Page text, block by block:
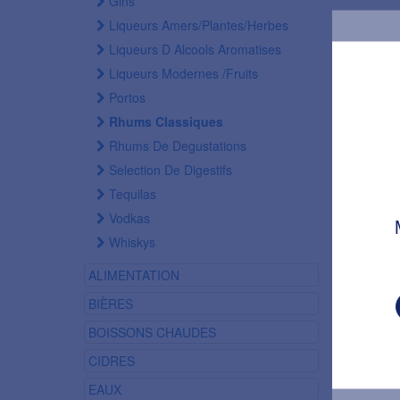
Liqueurs Amers/plantes/herbes
Liqueurs D Alcools Aromatises
Liqueurs Modernes /fruits
Portos
Rhums Classiques
Rhums De Degustations
Selection De Digestifs
Tequilas
Vodkas
Whiskys
ALIMENTATION
BIÈRES
BOISSONS CHAUDES
CIDRES
EAUX